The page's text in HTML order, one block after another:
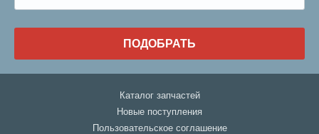
ПОДОБРАТЬ
Каталог запчастей
Новые поступления
Пользовательское соглашение